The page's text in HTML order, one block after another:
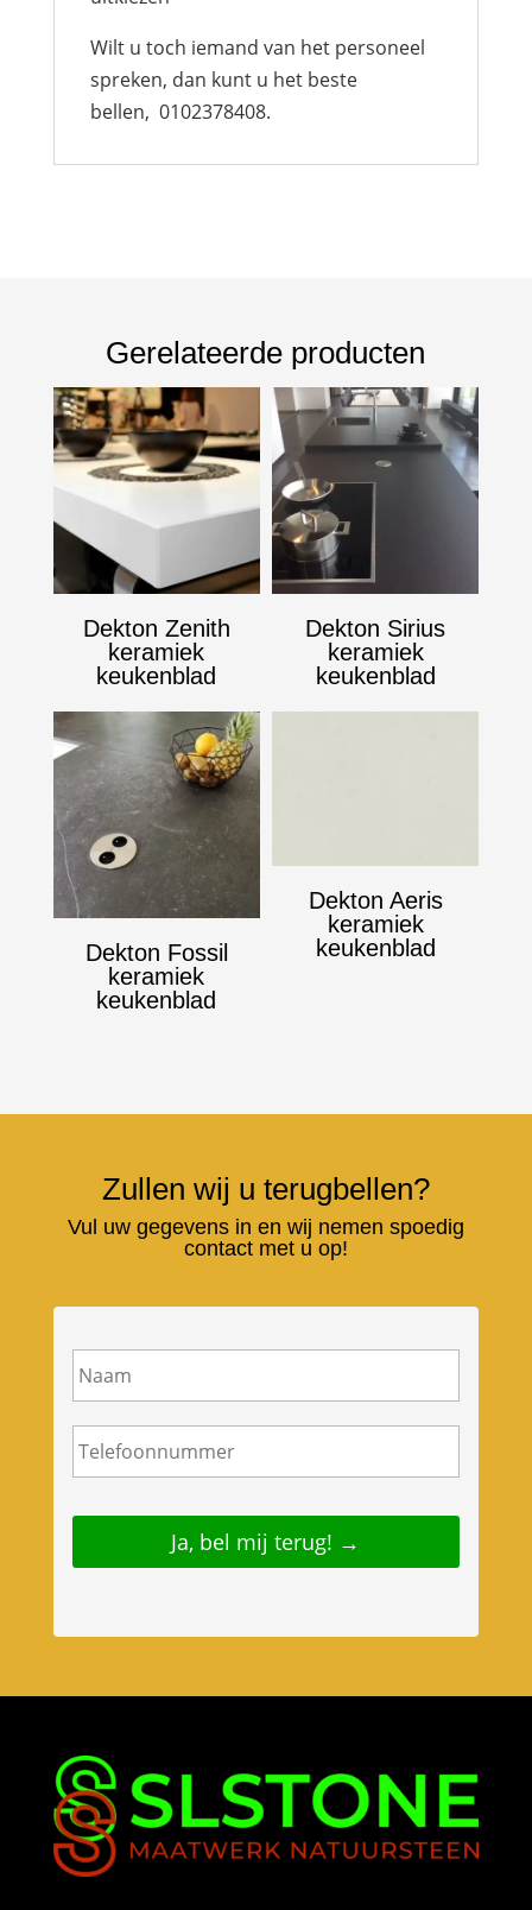
Wilt u toch iemand van het personeel
spreken, dan kunt u het beste
bellen, 0102378408.
Gerelateerde producten
Dekton Zenith
keramiek
keukenblad
Dekton Sirius
keramiek
keukenblad
Dekton Fossil
keramiek
keukenblad
Dekton Aeris
keramiek
keukenblad
Zullen wij u terugbellen?
Vul uw gegevens in en wij nemen spoedig
contact met u op!
N
a
a
T
e
l
f
o
u